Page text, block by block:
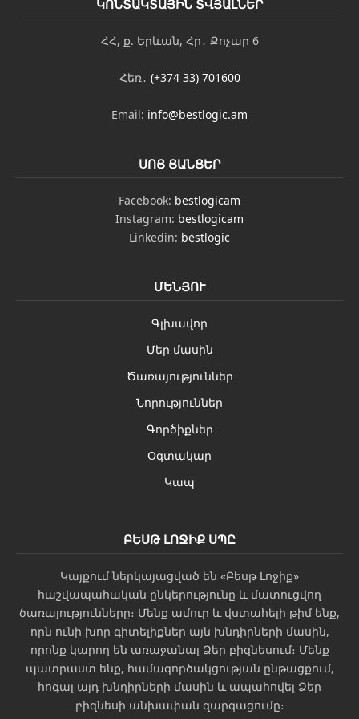
ԿՈՆՏԱԿՏԱՅԻՆ ՏՎՅԱԼՆԵՐ
ՀՀ, ք. Երևան, Հր․ Քոչար 6
Հեռ․ (+374 33) 701600
Email: info@bestlogic.am
ՍՈՑ ՑԱՆՑԵՐ
Facebook: bestlogicam
Instagram: bestlogicam
Linkedin: bestlogic
ՄԵՆՅՈՒ
Գլխավոր
Մեր մասին
Ծառայություններ
Նորություններ
Գործիքներ
Օգտակար
Կապ
ԲԵՍԹ ԼՈՋԻՔ ՍՊԸ
Կայքում ներկայացված են «Բեսթ Լոջիք»
հաշվապահական ընկերությունը և մատուցվող
ծառայությունները։ Մենք ամուր և վստահելի թիմ ենք,
որն ունի խոր գիտելիքներ այն խնդիրների մասին,
որոնք կարող են առաջանալ Ձեր բիզնեսում։ Մենք
պատրաստ ենք, համագործակցության ընթացքում,
հոգալ այդ խնդիրների մասին և ապահովել Ձեր
բիզնեսի անխափան զարգացումը։